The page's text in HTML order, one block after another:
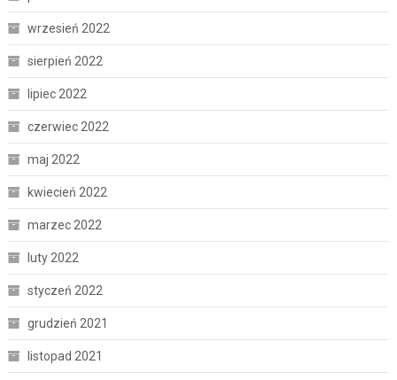
wrzesień 2022
sierpień 2022
lipiec 2022
czerwiec 2022
maj 2022
kwiecień 2022
marzec 2022
luty 2022
styczeń 2022
grudzień 2021
listopad 2021